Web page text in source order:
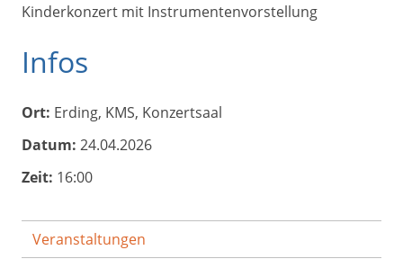
Veranstaltungen
Kinderkonzert mit Instrumentenvorstellung
Infos
Ort: Erding, KMS, Konzertsaal
Datum: 24.04.2026
Zeit: 16:00